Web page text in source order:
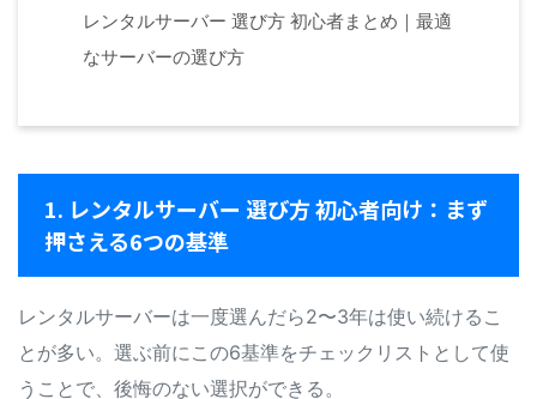
レンタルサーバー 選び方 初心者まとめ｜最適
なサーバーの選び方
1. レンタルサーバー 選び方 初心者向け：まず
押さえる6つの基準
レンタルサーバーは一度選んだら2〜3年は使い続けるこ
とが多い。選ぶ前にこの6基準をチェックリストとして使
うことで、後悔のない選択ができる。